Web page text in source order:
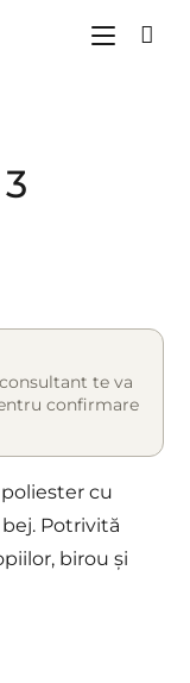
te va
confirmare
cu
Potrivită
birou și